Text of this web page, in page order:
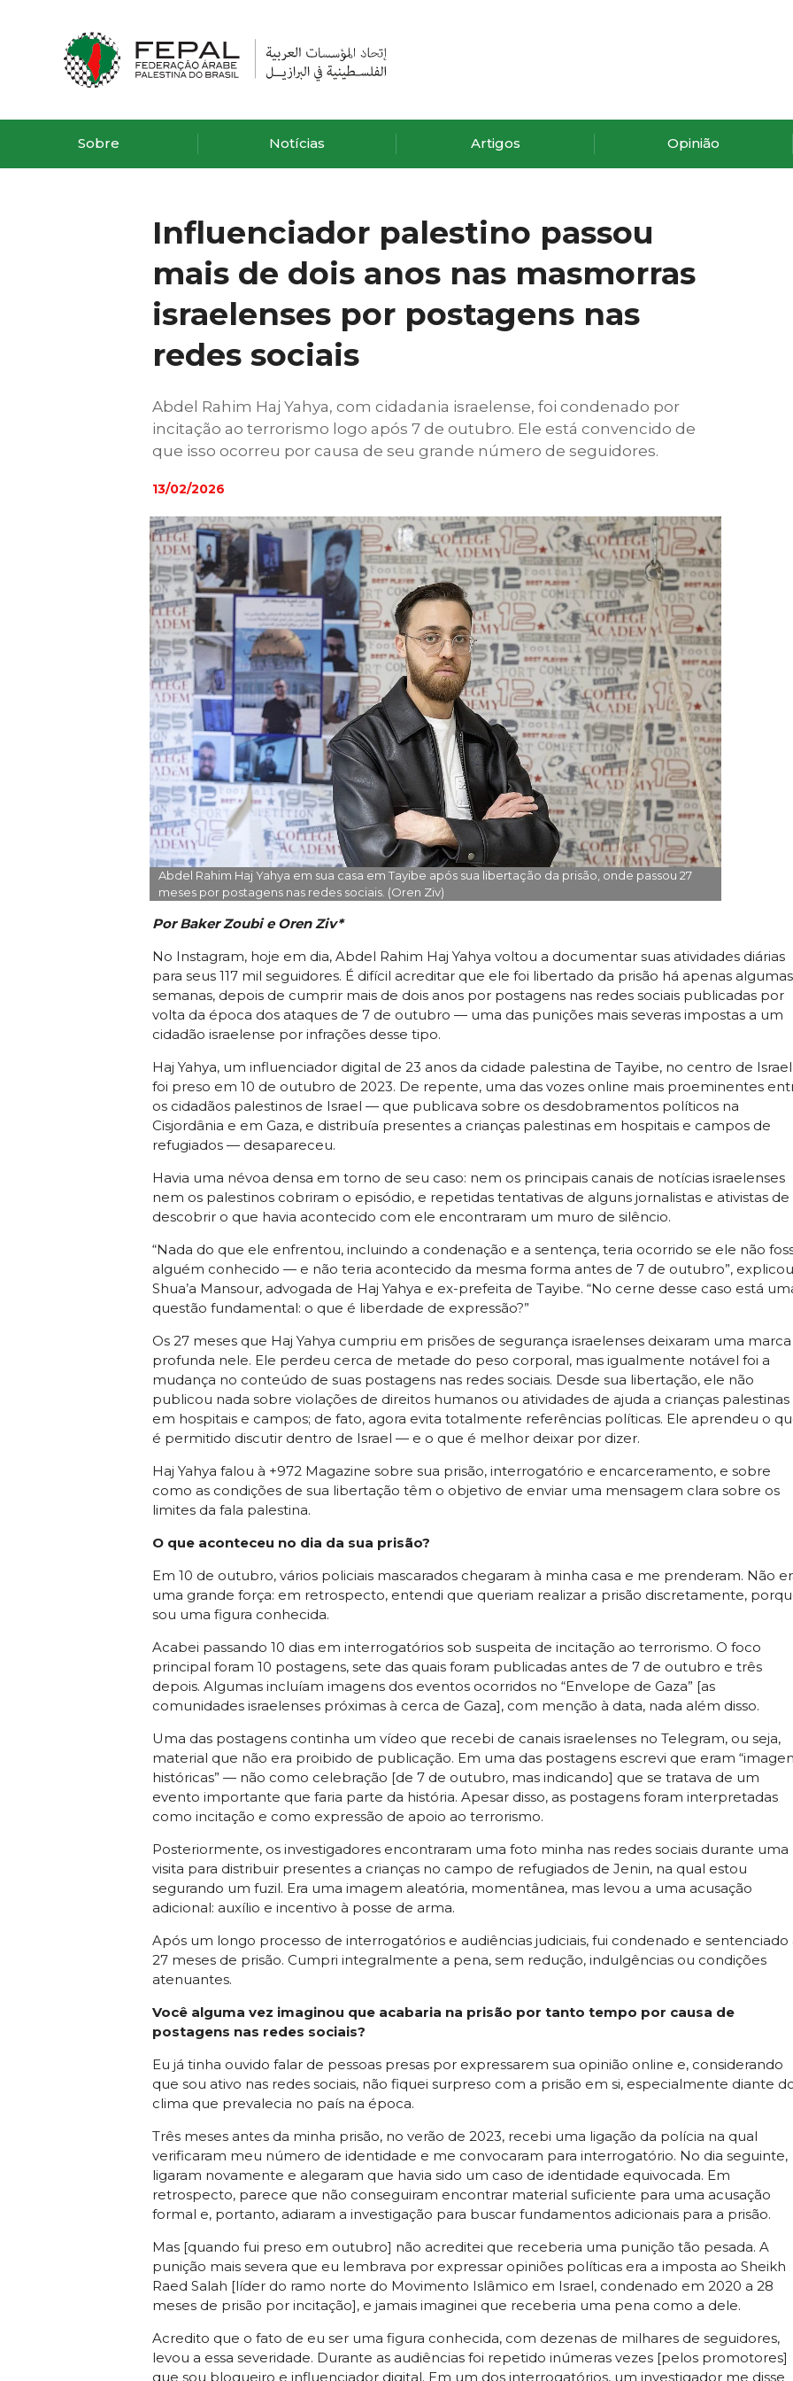
Sobre Notícias Artigos Opinião
Influenciador palestino passou
mais de dois anos nas masmorras
israelenses por postagens nas
redes sociais
Abdel Rahim Haj Yahya, com cidadania israelense, foi condenado por
incitação ao terrorismo logo após 7 de outubro. Ele está convencido de
que isso ocorreu por causa de seu grande número de seguidores.
13/02/2026
Abdel Rahim Haj Yahya em sua casa em Tayibe após sua libertação da prisão, onde passou 27
meses por postagens nas redes sociais. (Oren Ziv)
Por Baker Zoubi e Oren Ziv*
No Instagram, hoje em dia, Abdel Rahim Haj Yahya voltou a documentar suas atividades diárias
para seus 117 mil seguidores. É difícil acreditar que ele foi libertado da prisão há apenas algumas
semanas, depois de cumprir mais de dois anos por postagens nas redes sociais publicadas por
volta da época dos ataques de 7 de outubro — uma das punições mais severas impostas a um
cidadão israelense por infrações desse tipo.
Haj Yahya, um influenciador digital de 23 anos da cidade palestina de Tayibe, no centro de
foi preso em 10 de outubro de 2023. De repente, uma das vozes online mais proeminentes
os cidadãos palestinos de Israel — que publicava sobre os desdobramentos políticos na
Cisjordânia e em Gaza, e distribuía presentes a crianças palestinas em hospitais e campos de
refugiados — desapareceu.
Havia uma névoa densa em torno de seu caso: nem os principais canais de notícias israelenses
nem os palestinos cobriram o episódio, e repetidas tentativas de alguns jornalistas e ativistas de
descobrir o que havia acontecido com ele encontraram um muro de silêncio.
“Nada do que ele enfrentou, incluindo a condenação e a sentença, teria ocorrido se ele não
alguém conhecido — e não teria acontecido da mesma forma antes de 7 de outubro”, explicou
Shua’a Mansour, advogada de Haj Yahya e ex-prefeita de Tayibe. “No cerne desse caso está
questão fundamental: o que é liberdade de expressão?”
Os 27 meses que Haj Yahya cumpriu em prisões de segurança israelenses deixaram uma marca
profunda nele. Ele perdeu cerca de metade do peso corporal, mas igualmente notável foi a
mudança no conteúdo de suas postagens nas redes sociais. Desde sua libertação, ele não
publicou nada sobre violações de direitos humanos ou atividades de ajuda a crianças palestinas
em hospitais e campos; de fato, agora evita totalmente referências políticas. Ele aprendeu o
é permitido discutir dentro de Israel — e o que é melhor deixar por dizer.
Haj Yahya falou à +972 Magazine sobre sua prisão, interrogatório e encarceramento, e sobre
como as condições de sua libertação têm o objetivo de enviar uma mensagem clara sobre os
limites da fala palestina.
O que aconteceu no dia da sua prisão?
Em 10 de outubro, vários policiais mascarados chegaram à minha casa e me prenderam. Não
uma grande força: em retrospecto, entendi que queriam realizar a prisão discretamente,
sou uma figura conhecida.
Acabei passando 10 dias em interrogatórios sob suspeita de incitação ao terrorismo. O foco
principal foram 10 postagens, sete das quais foram publicadas antes de 7 de outubro e três
depois. Algumas incluíam imagens dos eventos ocorridos no “Envelope de Gaza” [as
comunidades israelenses próximas à cerca de Gaza], com menção à data, nada além disso.
Uma das postagens continha um vídeo que recebi de canais israelenses no Telegram, ou seja,
material que não era proibido de publicação. Em uma das postagens escrevi que eram
históricas” — não como celebração [de 7 de outubro, mas indicando] que se tratava de um
evento importante que faria parte da história. Apesar disso, as postagens foram interpretadas
como incitação e como expressão de apoio ao terrorismo.
Posteriormente, os investigadores encontraram uma foto minha nas redes sociais durante uma
visita para distribuir presentes a crianças no campo de refugiados de Jenin, na qual estou
segurando um fuzil. Era uma imagem aleatória, momentânea, mas levou a uma acusação
adicional: auxílio e incentivo à posse de arma.
Após um longo processo de interrogatórios e audiências judiciais, fui condenado e sentenciado
27 meses de prisão. Cumpri integralmente a pena, sem redução, indulgências ou condições
atenuantes.
Você alguma vez imaginou que acabaria na prisão por tanto tempo por causa de
postagens nas redes sociais?
Eu já tinha ouvido falar de pessoas presas por expressarem sua opinião online e, considerando
que sou ativo nas redes sociais, não fiquei surpreso com a prisão em si, especialmente diante
clima que prevalecia no país na época.
Três meses antes da minha prisão, no verão de 2023, recebi uma ligação da polícia na qual
verificaram meu número de identidade e me convocaram para interrogatório. No dia seguinte,
ligaram novamente e alegaram que havia sido um caso de identidade equivocada. Em
retrospecto, parece que não conseguiram encontrar material suficiente para uma acusação
formal e, portanto, adiaram a investigação para buscar fundamentos adicionais para a prisão.
Mas [quando fui preso em outubro] não acreditei que receberia uma punição tão pesada. A
punição mais severa que eu lembrava por expressar opiniões políticas era a imposta ao Sheikh
Raed Salah [líder do ramo norte do Movimento Islâmico em Israel, condenado em 2020 a 28
meses de prisão por incitação], e jamais imaginei que receberia uma pena como a dele.
Acredito que o fato de eu ser uma figura conhecida, com dezenas de milhares de seguidores,
levou a essa severidade. Durante as audiências foi repetido inúmeras vezes [pelos promotores]
que sou blogueiro e influenciador digital. Em um dos interrogatórios, um investigador me disse